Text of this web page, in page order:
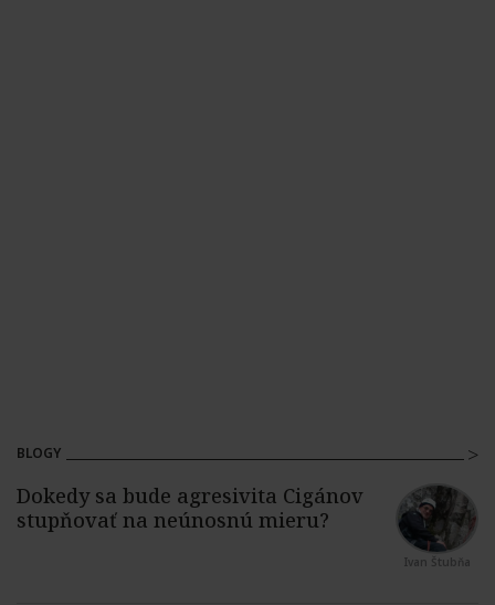
BLOGY
Ivan Štubňa